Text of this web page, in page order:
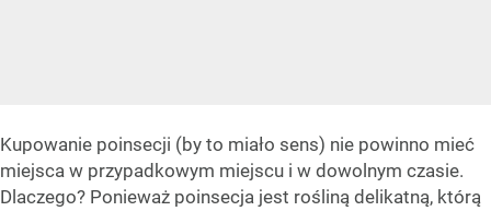
Kupowanie poinsecji (by to miało sens) nie powinno mieć
miejsca w przypadkowym miejscu i w dowolnym czasie.
Dlaczego? Ponieważ poinsecja jest rośliną delikatną, którą